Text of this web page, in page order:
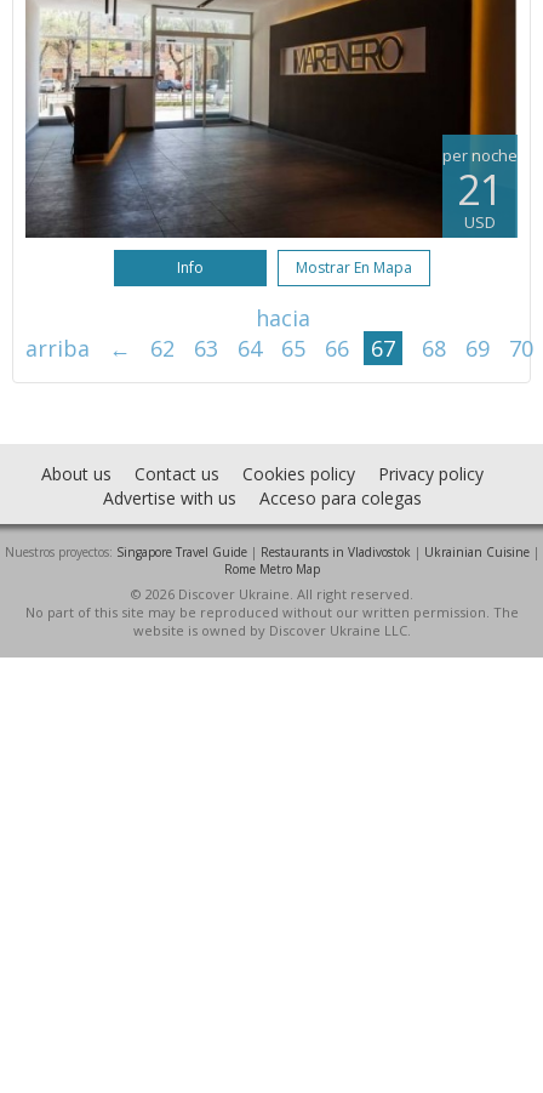
per noche
21
USD
Info Mostrar En Mapa
hacia
arriba
← 62 63 64 65 66 67 68 69 70
About us Contact us Cookies policy
Privacy policy
Advertise with us
Acceso para colegas
Nuestros proyectos: Singapore Travel Guide| Restaurants in Vladivostok | Ukrainian Cuisine|
Rome Metro Map
© 2026 Discover Ukraine. All right reserved.
No part of this site may be reproduced without our written permission. The
website is owned by Discover Ukraine LLC.